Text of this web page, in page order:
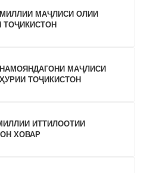
МАҶЛИСИ ОЛИИ
ТОҶИКИСТОН
МАҶЛИСИ
ТОҶИКИСТОН
ИТТИЛООТИИ
ХОВАР